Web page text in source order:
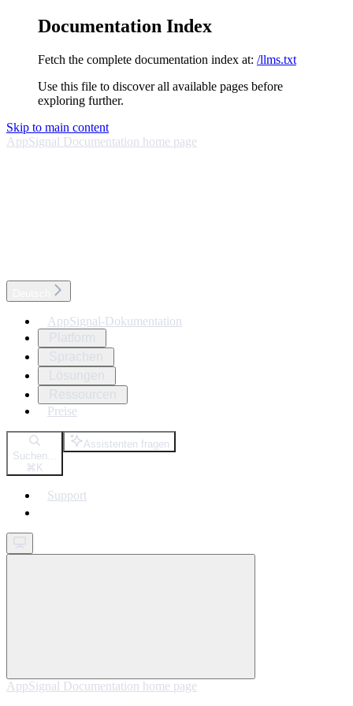
Documentation Index
Fetch the complete documentation index at: /llms.txt
Use this file to discover all available pages before
exploring further.
Skip to main content
AppSignal Documentation home page
AppSignal-Dokumentation
Preise
Suchen...
⌘ K
Assistenten fragen
Support
AppSignal Documentation home page